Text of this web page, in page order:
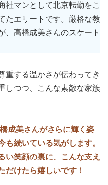
社マンとして北京転勤をこ
たエリートです。厳格な教
、高橋成美さんのスケート
重する温かさが伝わってき
しつつ、こんな素敵な家族
成美さんがさらに輝く姿
も続いている気がします。
い笑顔の裏に、こんな支え
だけたら嬉しいです！